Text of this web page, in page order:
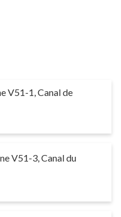
V51-1, Canal de
V51-3, Canal du